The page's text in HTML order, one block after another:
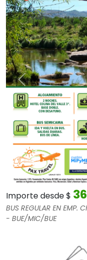
Anterior
Importe desde $
BUS REGULAR EN EMP.
- BUE/MIC/BUE